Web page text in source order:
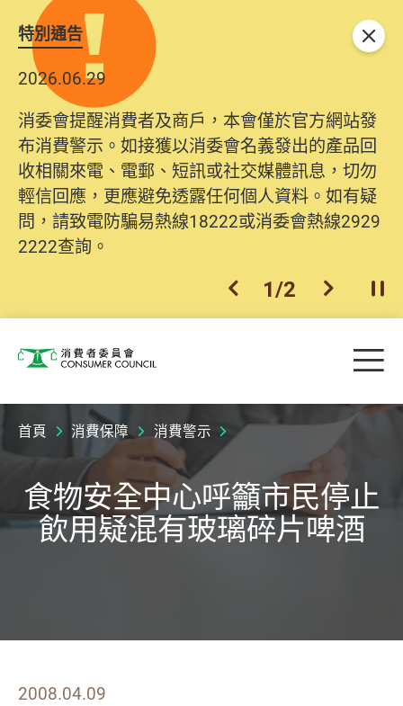
特別通告
2026.06.29
消委會提醒消費者及商戶，本會僅於官方網站發
布消費警示。如接獲以消委會名義發出的產品回
收相關來電、電郵、短訊或社交媒體訊息，切勿
輕信回應，更應避免透露任何個人資料。如有疑
問，請致電防騙易熱線18222或消委會熱線2929
2222查詢。
上一個
1/2 下一個開
關閉
消費者委員會 目
首頁 消費保障 消費警示
食物安全中心呼籲市民停止
飲用疑混有玻璃碎片啤酒
2008.04.09